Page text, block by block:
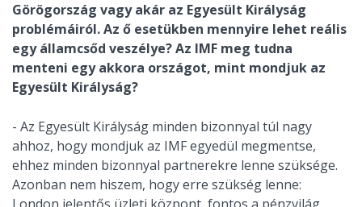
Görögország vagy akár az Egyesült Királyság
problémáiról. Az ő esetükben mennyire lehet reális
egy államcsőd veszélye? Az IMF meg tudna
menteni egy akkora országot, mint mondjuk az
Egyesült Királyság?
- Az Egyesült Királyság minden bizonnyal túl nagy
ahhoz, hogy mondjuk az IMF egyedül megmentse,
ehhez minden bizonnyal partnerekre lenne szüksége.
Azonban nem hiszem, hogy erre szükség lenne: